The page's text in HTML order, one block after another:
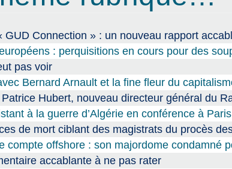
GUD Connection » : un nouveau rapport
: perquisitions en cours pour des
pas voir
Bernard Arnault et la fine fleur du
Hubert, nouveau directeur général du
à la guerre d’Algérie en conférence à Paris
de mort ciblant des magistrats du procès
compte offshore : son majordome condamné
accablante à ne pas rater